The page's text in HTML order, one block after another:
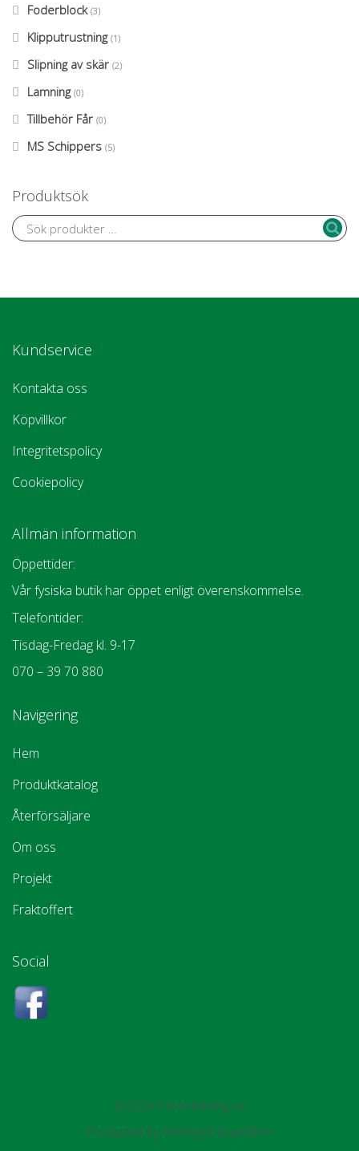
Foderblock (3)
Klipputrustning (1)
Slipning av skär (2)
Lamning (0)
Tillbehör Får (0)
MS Schippers (5)
Produktsök
Kundservice
Kontakta oss
Köpvillkor
Integritetspolicy
Cookiepolicy
Allmän information
Öppettider:
Vår fysiska butik har öppet enligt överenskommelse.
Telefontider:
Tisdag-Fredag kl. 9-17
070 – 39 70 880
Navigering
Hem
Produktkatalog
Återförsäljare
Om oss
Projekt
Fraktoffert
Social
©2026 Fårinredning.se
Produced byWebbyrå Expediten